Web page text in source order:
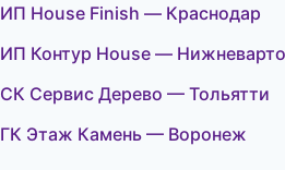
ИП House Finish — Краснодар
ИП Контур House —
СК Сервис Дерево — Тольятти
ГК Этаж Камень — Воронеж